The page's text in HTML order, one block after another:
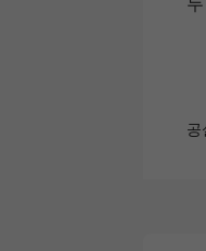
공